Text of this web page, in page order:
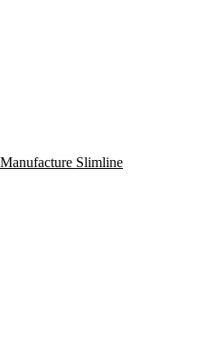
Slimline